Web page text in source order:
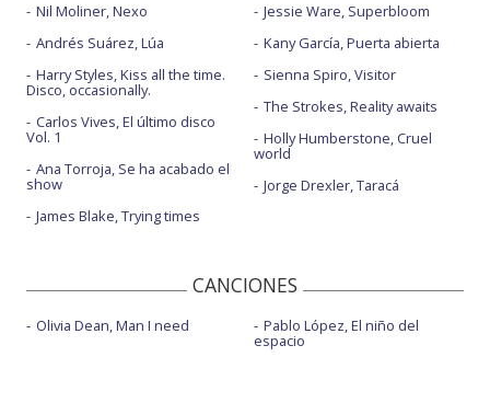
Nil Moliner, Nexo
Andrés Suárez, Lúa
Harry Styles, Kiss all the time.
Disco, occasionally.
Carlos Vives, El último disco
Vol. 1
Ana Torroja, Se ha acabado el
show
James Blake, Trying times
Jessie Ware, Superbloom
Kany García, Puerta abierta
Sienna Spiro, Visitor
The Strokes, Reality awaits
Holly Humberstone, Cruel
world
Jorge Drexler, Taracá
CANCIONES
Olivia Dean, Man I need Pablo López, El niño del
espacio